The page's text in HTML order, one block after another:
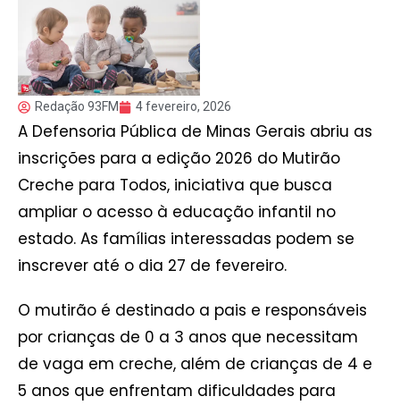
Redação 93FM 4 fevereiro, 2026
A Defensoria Pública de Minas Gerais abriu as
inscrições para a edição 2026 do Mutirão
Creche para Todos, iniciativa que busca
ampliar o acesso à educação infantil no
estado. As famílias interessadas podem se
inscrever até o dia 27 de fevereiro.
O mutirão é destinado a pais e responsáveis
por crianças de 0 a 3 anos que necessitam
de vaga em creche, além de crianças de 4 e
5 anos que enfrentam dificuldades para